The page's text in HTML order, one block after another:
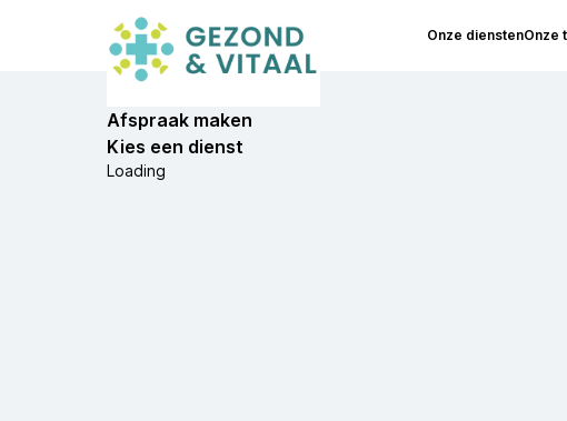
Onze dienstenOnze
Afspraak maken
Kies een dienst
Loading